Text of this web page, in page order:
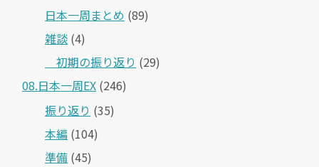
日本一周まとめ (89)
雑談 (4)
＿初期の振り返り (29)
08.日本一周EX (246)
振り返り (35)
本編 (104)
準備 (45)